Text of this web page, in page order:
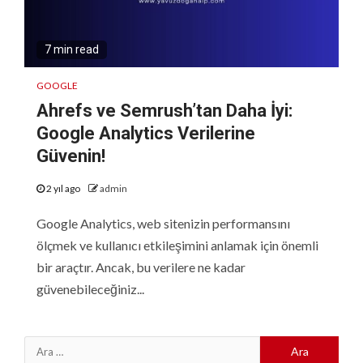
7 min read
GOOGLE
Ahrefs ve Semrush’tan Daha İyi:
Google Analytics Verilerine
Güvenin!
2 yıl ago admin
Google Analytics, web sitenizin performansını
ölçmek ve kullanıcı etkileşimini anlamak için önemli
bir araçtır. Ancak, bu verilere ne kadar
güvenebileceğiniz...
Arama: